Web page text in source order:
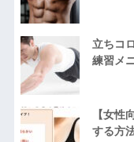
立ちコ
練習メ
【女性
する方